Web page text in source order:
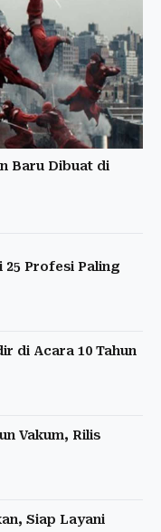
Baru Dibuat di
25 Profesi Paling
di Acara 10 Tahun
Vakum, Rilis
Siap Layani